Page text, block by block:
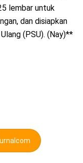
lembar untuk
dan disiapkan
(PSU). (Nay)**